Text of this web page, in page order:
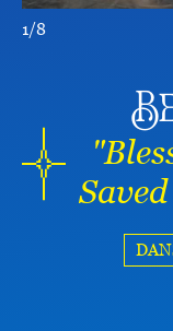
1/8